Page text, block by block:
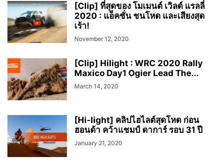
[Clip] ที่สุดของ โมเมนต์ เวิลด์ แรลลี่
2020 : แอ็คชั่น ชนโหด และเสียงสุด
เร้า!
November 12, 2020
[Clip] Hilight : WRC 2020 Rally
Maxico Day1 Ogier Lead The...
March 14, 2020
[Hi-light] คลิปไฮไลต์สุดโหด ก่อน
ฮอนด้า คว้าแชมป์ ดาการ์ รอบ 31 ปี
January 21, 2020